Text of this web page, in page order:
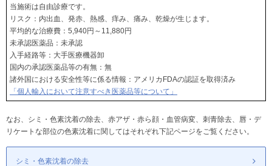
当施術は自由診療です。
リスク：内出血、発赤、熱感、痒み、痛み、乾燥が生じます。
平均的な治療費：5,940円～11,880円
未承認医薬品：未承認
入手経路等：大手医療機器卸
国内の承認医薬品等の有無：無
諸外国における安全性等に係る情報：アメリカFDAの認証を取得済み
「個人輸入において注意すべき医薬品等について」
なお、シミ・色素沈着の除去、赤アザ・赤ら顔・血管病変、刺青除去、唇・デ
リケートな部位の色素沈着に関してはそれぞれ下記ページをご覧ください。
シミ・色素沈着の除去